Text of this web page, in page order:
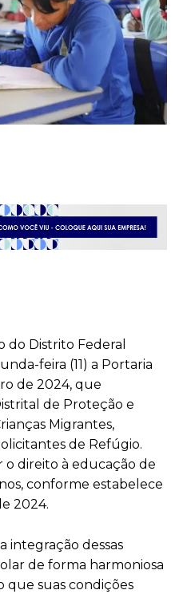
do Distrito Federal
feira (11) a Portaria
de 2024, que
de Proteção e
Migrantes,
de Refúgio.
o direito à educação de
conforme estabelece
2024.
integração dessas
de forma harmoniosa
que suas condições